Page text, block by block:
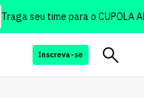
Traga seu time para o CUPOLA
Inscreva-se